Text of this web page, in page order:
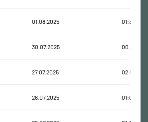
01.08.2025 01:31:20
30.07.2025 00:42:34
27.07.2025 02:52:22
26.07.2025 01:09:51